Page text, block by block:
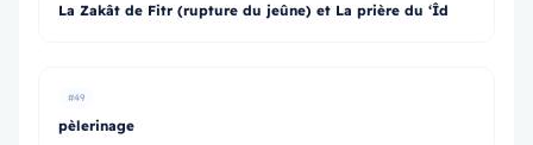
La Zakât de Fitr (rupture du jeûne) et La prière du ‘Îd
#49
pèlerinage